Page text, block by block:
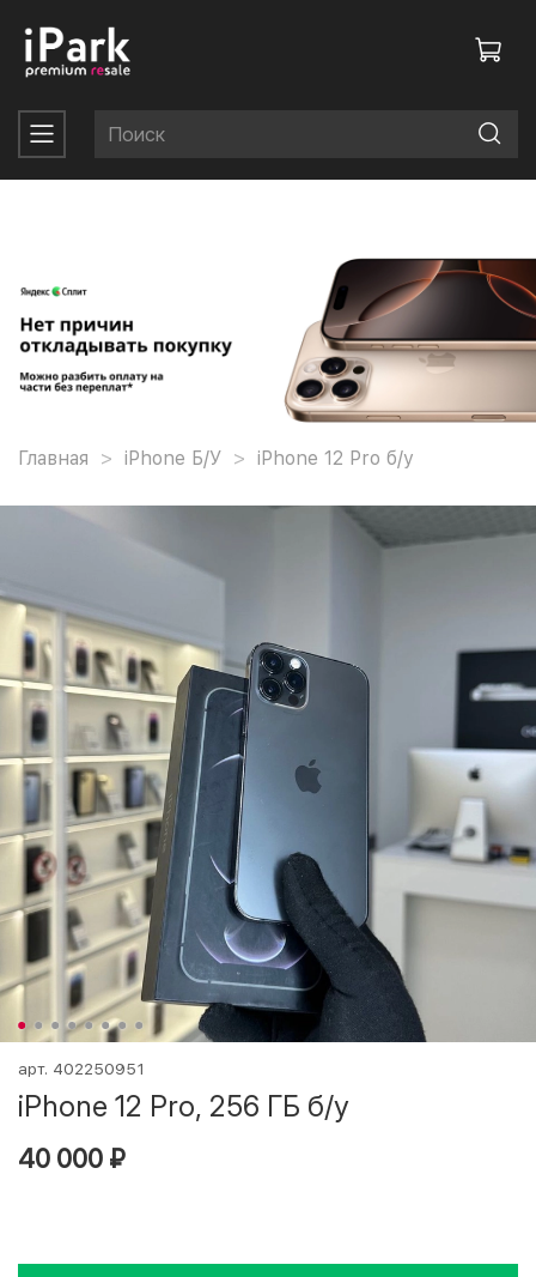
Главная iPhone Б/У iPhone 12 Pro б/у
арт. 402250951
iPhone 12 Pro, 256 ГБ б/у
40 000 ₽